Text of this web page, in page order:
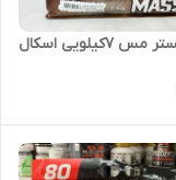
گینر مانستر مس ۷کیلویی اسکال